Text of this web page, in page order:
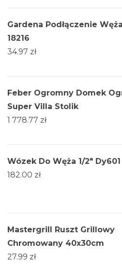
Gardena Podłączenie
18216
34.97 zł
Feber Ogromny Domek
Super Villa Stolik
1 778.77 zł
Wózek Do Węża 1/2" Dy601
182.00 zł
Mastergrill Ruszt Grillowy
Chromowany 40x30cm
27.99 zł